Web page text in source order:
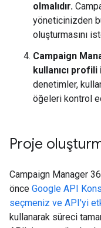
olmalıdır.
yöneticinizden
oluşturmasını
Campaign
kullanıcı
denetimler,
öğeleri kontrol
Proje
Campaign Manager
önce Google API
seçmeniz ve API'yi
kullanarak süreci